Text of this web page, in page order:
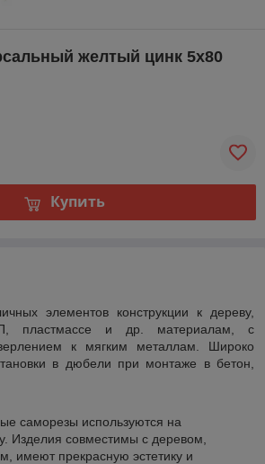
желтый цинк 5х80
Купить
элементов конструкции к дереву,
пластмассе и др. материалам, с
к мягким металлам. Широко
в дюбели при монтаже в бетон,
саморезы используются на
Изделия совместимы с деревом,
имеют прекрасную эстетику и